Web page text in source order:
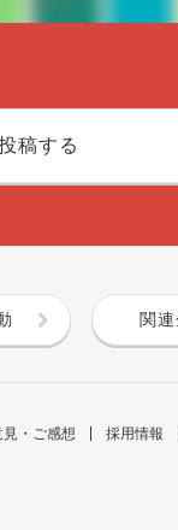
稿する
関
見・ご感想 採用情報